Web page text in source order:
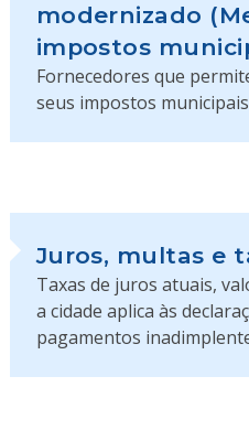
modernizado
impostos
Fornecedores que
seus impostos
Juros, multas e
Taxas de juros atuais,
a cidade aplica às
pagamentos